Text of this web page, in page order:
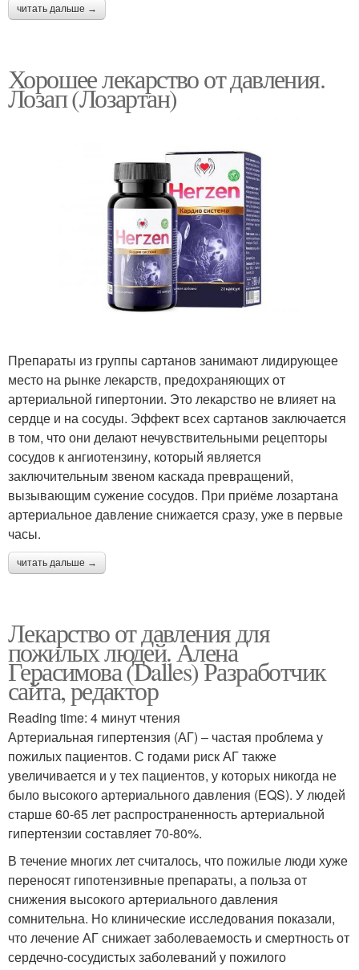
читать дальше →
Хорошее лекарство от давления.
Лозап (Лозартан)
Препараты из группы сартанов занимают лидирующее
место на рынке лекарств, предохраняющих от
артериальной гипертонии. Это лекарство не влияет на
сердце и на сосуды. Эффект всех сартанов заключается
в том, что они делают нечувствительными рецепторы
сосудов к ангиотензину, который является
заключительным звеном каскада превращений,
вызывающим сужение сосудов. При приёме лозартана
артериальное давление снижается сразу, уже в первые
часы.
читать дальше →
Лекарство от давления для
пожилых людей. Алена
Герасимова (Dalles) Разработчик
сайта, редактор
Reading time: 4 минут чтения
Артериальная гипертензия (АГ) – частая проблема у
пожилых пациентов. С годами риск АГ также
увеличивается и у тех пациентов, у которых никогда не
было высокого артериального давления (EQS). У людей
старше 60-65 лет распространенность артериальной
гипертензии составляет 70-80%.
В течение многих лет считалось, что пожилые люди хуже
переносят гипотензивные препараты, а польза от
снижения высокого артериального давления
сомнительна. Но клинические исследования показали,
что лечение АГ снижает заболеваемость и смертность от
сердечно-сосудистых заболеваний у пожилого